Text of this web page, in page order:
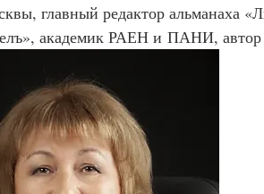
главный редактор альманаха
академик РАЕН и ПАНИ, автор